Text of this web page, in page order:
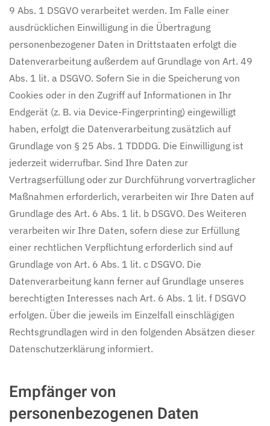
9 Abs. 1 DSGVO verarbeitet werden. Im Falle einer
ausdrücklichen Einwilligung in die Übertragung
personenbezogener Daten in Drittstaaten erfolgt die
Datenverarbeitung außerdem auf Grundlage von Art. 49
Abs. 1 lit. a DSGVO. Sofern Sie in die Speicherung von
Cookies oder in den Zugriff auf Informationen in Ihr
Endgerät (z. B. via Device-Fingerprinting) eingewilligt
haben, erfolgt die Datenverarbeitung zusätzlich auf
Grundlage von § 25 Abs. 1 TDDDG. Die Einwilligung ist
jederzeit widerrufbar. Sind Ihre Daten zur
Vertragserfüllung oder zur Durchführung vorvertraglicher
Maßnahmen erforderlich, verarbeiten wir Ihre Daten auf
Grundlage des Art. 6 Abs. 1 lit. b DSGVO. Des Weiteren
verarbeiten wir Ihre Daten, sofern diese zur Erfüllung
einer rechtlichen Verpflichtung erforderlich sind auf
Grundlage von Art. 6 Abs. 1 lit. c DSGVO. Die
Datenverarbeitung kann ferner auf Grundlage unseres
berechtigten Interesses nach Art. 6 Abs. 1 lit. f DSGVO
erfolgen. Über die jeweils im Einzelfall einschlägigen
Rechtsgrundlagen wird in den folgenden Absätzen dieser
Datenschutzerklärung informiert.
Empfänger von
personenbezogenen Daten